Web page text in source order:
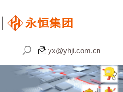
 yx@yhjt.com.cn